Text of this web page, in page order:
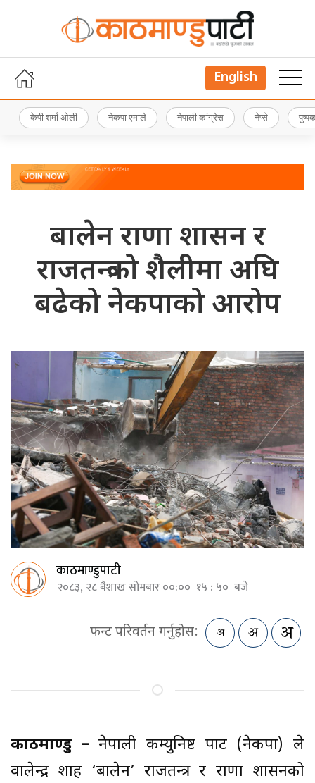
English
केपी शर्मा ओली नेकपा एमाले नेपाली कांग्रेस नेप्से
बालेन राणा शासन र
राजतन्त्रको शैलीमा अघि
बढेको नेकपाको आरोप
काठमाण्डुपाटी
२०८३, २८ बैशाख सोमबार ००:०० १५ : ५० बजे
फन्ट परिवर्तन गर्नुहोस:
काठमाण्डु – नेपाली कम्युनिष्ट पार्टी (नेकपा) ले
वालेन्द्र शाह ‘बालेन’ राजतन्त्र र राणा शासनको